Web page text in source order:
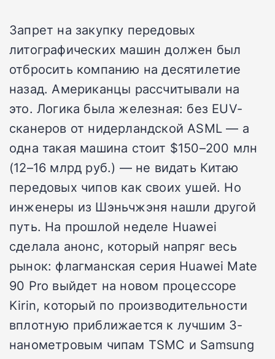
Запрет на закупку передовых
литографических машин должен был
отбросить компанию на десятилетие
назад. Американцы рассчитывали на
это. Логика была железная: без EUV-
сканеров от нидерландской ASML — а
одна такая машина стоит $150–200 млн
(12–16 млрд руб.) — не видать Китаю
передовых чипов как своих ушей. Но
инженеры из Шэньчжэня нашли другой
путь. На прошлой неделе Huawei
сделала анонс, который напряг весь
рынок: флагманская серия Huawei Mate
90 Pro выйдет на новом процессоре
Kirin, который по производительности
вплотную приближается к лучшим 3-
нанометровым чипам TSMC и Samsung